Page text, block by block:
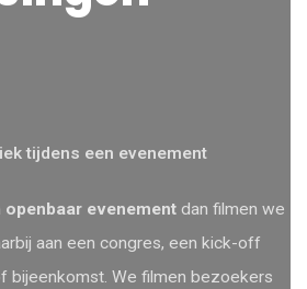
tijdens een evenement
openbaar evenement dan filmen we
aan een congres, een kick-off
bijeenkomst. We filmen bezoekers